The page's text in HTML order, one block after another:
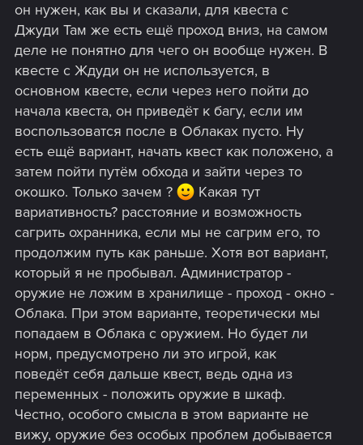
он нужен, как вы и сказали, для квеста с
Джуди Там же есть ещё проход вниз, на самом
деле не понятно для чего он вообще нужен. В
квесте с Ждуди он не используется, в
основном квесте, если через него пойти до
начала квеста, он приведёт к багу, если им
воспользоватся после в Облаках пусто. Ну
есть ещё вариант, начать квест как положено, а
затем пойти путём обхода и зайти через то
окошко. Только зачем ?
Какая тут
вариативность? расстояние и возможность
сагрить охранника, если мы не сагрим его, то
продолжим путь как раньше. Хотя вот вариант,
который я не пробывал. Администратор -
оружие не ложим в хранилище - проход - окно -
Облака. При этом варианте, теоретически мы
попадаем в Облака с оружием. Но будет ли
норм, предусмотрено ли это игрой, как
поведёт себя дальше квест, ведь одна из
переменных - положить оружие в шкаф.
Честно, особого смысла в этом варианте не
вижу, оружие без особых проблем добывается